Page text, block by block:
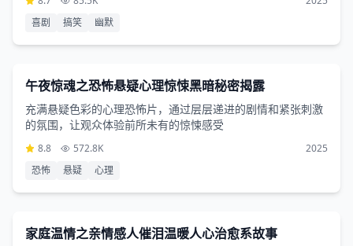
喜剧
搞笑 幽默
恐怖片
午夜惊魂之恐怖悬疑心理惊悚黑暗秘密揭露
充满悬疑色彩的心理恐怖片，通过层层递进的剧情和紧张刺激
的氛围，让观众体验前所未有的惊悚感受
8.8 572.8K
2025
恐怖
悬疑 心理
1小时39分钟
剧情片
家庭温情之亲情感人催泪温暖人心治愈系故事